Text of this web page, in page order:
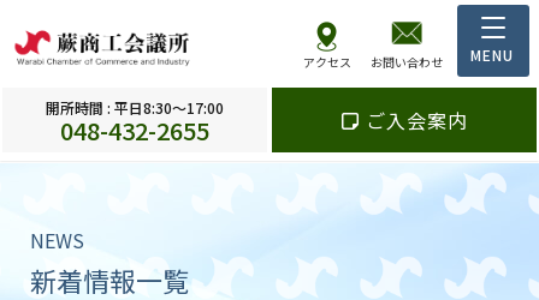
アクセス お問い合わせ
開所時間 : 平日8:30～17:00
048-432-2655 ご入会案内
NEWS
新着情報一覧